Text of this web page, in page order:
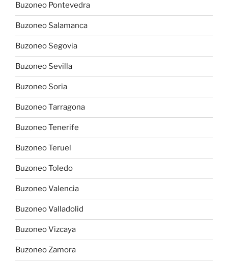
Buzoneo Pontevedra
Buzoneo Salamanca
Buzoneo Segovia
Buzoneo Sevilla
Buzoneo Soria
Buzoneo Tarragona
Buzoneo Tenerife
Buzoneo Teruel
Buzoneo Toledo
Buzoneo Valencia
Buzoneo Valladolid
Buzoneo Vizcaya
Buzoneo Zamora